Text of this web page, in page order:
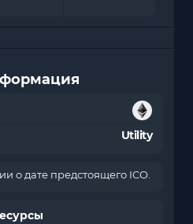
Utility
о дате предстоящего ICO.